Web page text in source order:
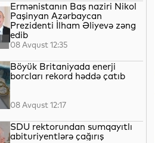
Ermənistanın Baş naziri Nikol
Paşinyan Azərbaycan
Prezidenti İlham Əliyevə zəng
edib
08 Avqust 12:35
Böyük Britaniyada enerji
borcları rekord həddə çatıb
08 Avqust 12:17
SDU rektorundan sumqayıtlı
abituriyentlərə çağırış